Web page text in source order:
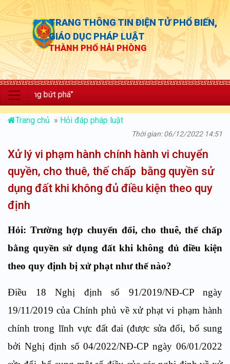
TRANG THÔNG TIN ĐIỆN TỬ PHỔ BIẾN,
GIÁO DỤC PHÁP LUẬT
THÀNH PHỐ HẢI PHÒNG
bứt phá”
Trang chủ » Hỏi đáp pháp luật
Thời gian: 06/12/2022 14:51
Xử lý vi phạm hành chính hành vi chuyển
quyền, cho thuê, thế chấp bằng quyền sử
dụng đất khi không đủ điều kiện theo quy
định
Hỏi: Trường hợp chuyển đổi, cho thuê, thế chấp
bằng quyền sử dụng đất khi không đủ điều kiện
theo quy định bị xử phạt như thế nào?
Điều 18 Nghị định số 91/2019/NĐ-CP ngày
19/11/2019 của Chính phủ về xử phạt vi phạm hành
chính trong lĩnh vực đất đai (được sửa đổi, bổ sung
bởi Nghị định số 04/2022/NĐ-CP ngày 06/01/2022